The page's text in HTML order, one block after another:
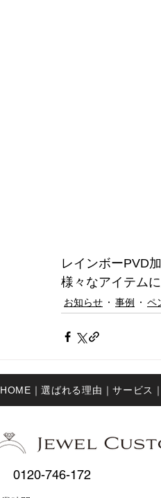
レインボーPVD
様々なアイテム
お知らせ 事例 ペ
HOME｜選ばれる理由｜サービス｜
0120-746-172